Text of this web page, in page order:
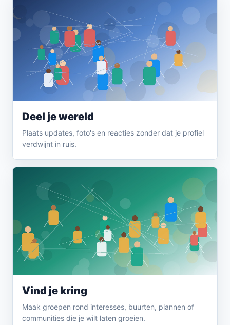
Deel je wereld
Plaats updates, foto's en reacties zonder dat je profiel
verdwijnt in ruis.
Vind je kring
Maak groepen rond interesses, buurten, plannen of
communities die je wilt laten groeien.